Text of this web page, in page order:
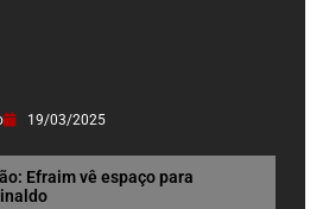
19/03/2025
Efraim vê espaço para